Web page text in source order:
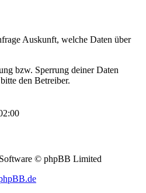
Auskunft, welche Daten über
bzw. Sperrung deiner Daten
den Betreiber.
© phpBB Limited